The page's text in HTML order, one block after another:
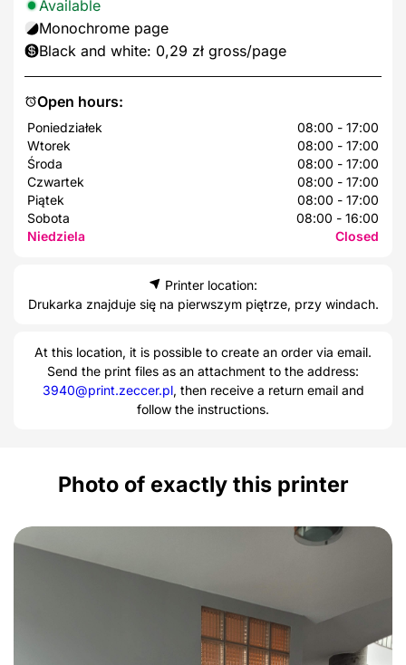
Open hours:
Poniedziałek
08:00 - 17:00
Wtorek
08:00 - 17:00
Środa
08:00 - 17:00
Czwartek
08:00 - 17:00
Piątek
08:00 - 17:00
Sobota
08:00 - 16:00
Niedziela
Closed
Available
Monochrome page
Black and white: 0,29 zł gross/page
Printer location:
Drukarka znajduje się na pierwszym piętrze, przy windach.
At this location, it is possible to create an order via email.
Send the print files as an attachment to the address:
3940@print.zeccer.pl, then receive a return email and
follow the instructions.
Photo of exactly this printer